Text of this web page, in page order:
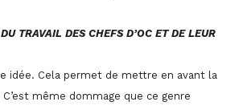
TRAVAIL DES CHEFS D’OC ET DE LEUR
idée. Cela permet de mettre en avant la
même dommage que ce genre